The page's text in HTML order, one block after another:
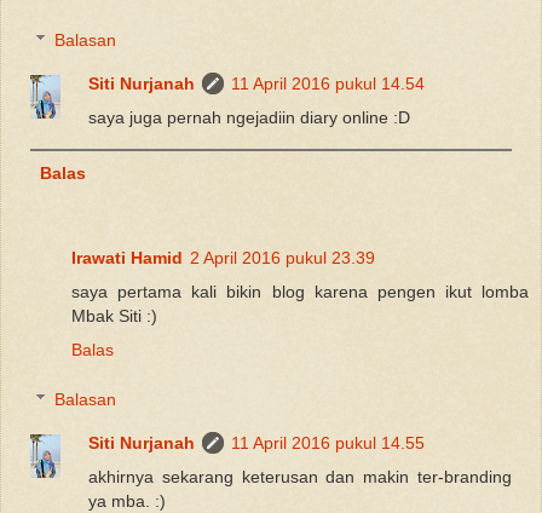
Balasan
Siti Nurjanah
11 April 2016 pukul 14.54
saya juga pernah ngejadiin diary online :D
Balas
Irawati Hamid 2 April 2016 pukul 23.39
saya pertama kali bikin blog karena pengen ikut lomba
Mbak Siti :)
Balas
Balasan
Siti Nurjanah
11 April 2016 pukul 14.55
akhirnya sekarang keterusan dan makin ter-branding
ya mba. :)